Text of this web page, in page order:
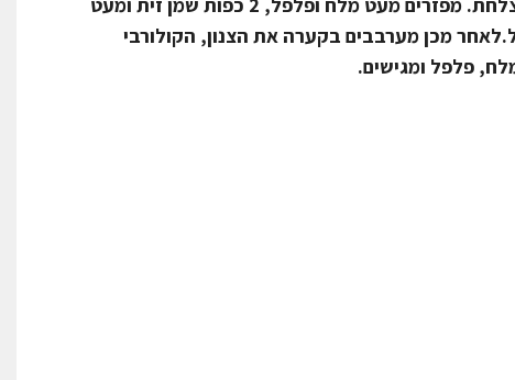
מכן מערבבים בקערה את הצנון, הקולורבי
פלפל ומגישים.